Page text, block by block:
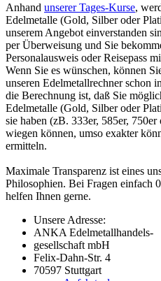
Anhand unserer Tages-Kurse,
Edelmetalle (Gold, Silber oder
unserem Angebot einverstanden
per Überweisung und Sie
Personalausweis oder Reisepass
Wenn Sie es wünschen, können
unseren Edelmetallrechnerschon
die Berechnung ist, daß Sie
Edelmetalle (Gold, Silber oder
sie haben (zB. 333er, 585er, 750er
wiegen können, umso exakter
ermitteln.
Maximale Transparenz ist eines
Philosophien. Bei Fragen einfach
helfen Ihnen gerne.
Unsere Adresse:
ANKA Edelmetallhandels-
gesellschaft mbH
Felix-Dahn-Str. 4
70597 Stuttgart